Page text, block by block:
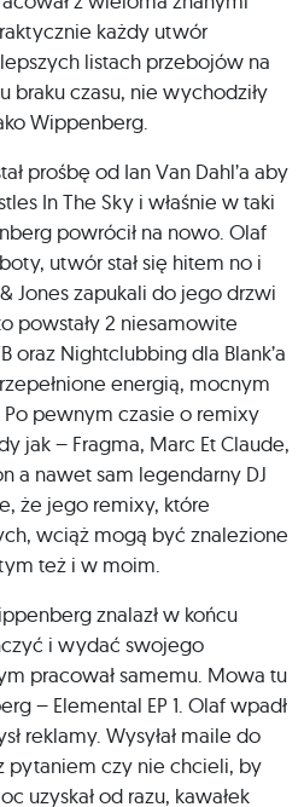
każdy utwór
listach przebojów na
braku czasu, nie wychodziły
Wippenberg.
prośbę od Ian Van Dahl’a aby
In The Sky i właśnie w taki
powrócił na nowo. Olaf
utwór stał się hitem no i
Jones zapukali do jego drzwi
powstały 2 niesamowite
oraz Nightclubbing dla Blank’a
energią, mocnym
pewnym czasie o remixy
jak – Fragma, Marc Et Claude,
a nawet sam legendarny DJ
że jego remixy, które
wciąż mogą być znalezione
też i w moim.
znalazł w końcu
i wydać swojego
pracował samemu. Mowa tu
– Elemental EP 1. Olaf wpadł
reklamy. Wysyłał maile do
pytaniem czy nie chcieli, by
uzyskał od razu, kawałek